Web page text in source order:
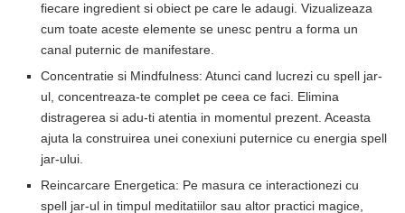
fiecare ingredient si obiect pe care le adaugi. Vizualizeaza
cum toate aceste elemente se unesc pentru a forma un
canal puternic de manifestare.
Concentratie si Mindfulness: Atunci cand lucrezi cu spell jar-
ul, concentreaza-te complet pe ceea ce faci. Elimina
distragerea si adu-ti atentia in momentul prezent. Aceasta
ajuta la construirea unei conexiuni puternice cu energia spell
jar-ului.
Reincarcare Energetica: Pe masura ce interactionezi cu
spell jar-ul in timpul meditatiilor sau altor practici magice,